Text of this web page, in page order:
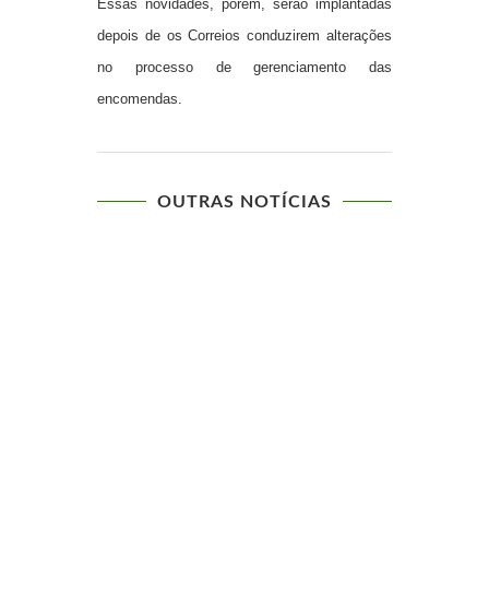
Essas novidades, porém, serão implantadas
depois de os Correios conduzirem alterações
no processo de gerenciamento das
encomendas.
OUTRAS NOTÍCIAS